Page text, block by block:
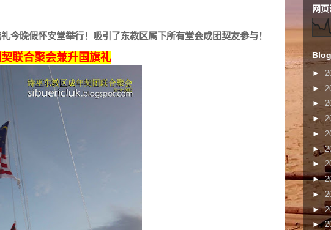
今晚假怀安堂举行！吸引了东教区属下所有堂会成团契友参与！
联合聚会兼升国旗礼
网
►
►
►
►
►
►
►
►
►
►
►